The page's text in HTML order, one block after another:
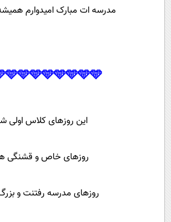
مدرسه ات مبارک امیدوارم
این روزهای کلاس اولی
روزهای خاص و
روزهای مدرسه رفتنت و